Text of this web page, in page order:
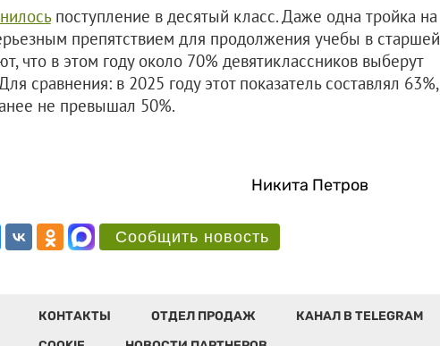
поступление в десятый класс. Даже одна тройка на
препятствием для продолжения учебы в старшей
что в этом году около 70% девятиклассников выберут
сравнения: в 2025 году этот показатель составлял 63%,
не превышал 50%.
Никита Петров
Сообщить новость
КОНТАКТЫ ОТДЕЛ ПРОДАЖ КАНАЛ В TELEGRAM